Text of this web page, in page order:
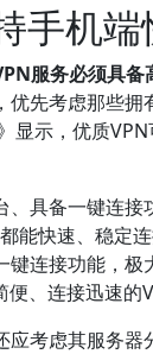
手机
服务必须具备
先考虑那些
显示，优质
具备一键连
能快速、稳定
连接功能，
、连接迅速的
应考虑其服务